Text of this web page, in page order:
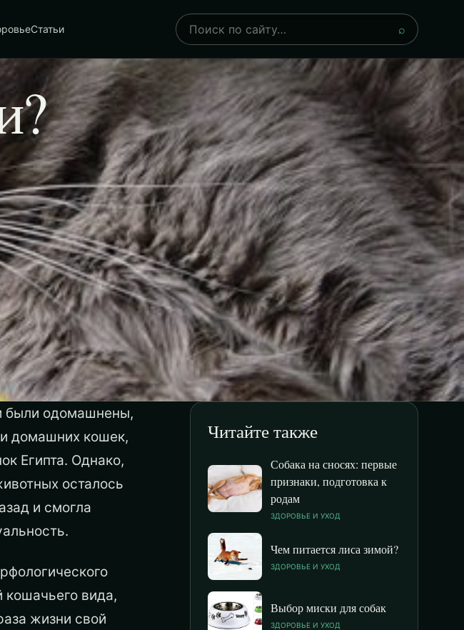
Статьи
Поиск
⌕
были одомашнены,
домашних кошек,
Египта. Однако,
осталось
и смогла
кошачьего вида,
жизни свой
Читайте также
Собака на сносях: первые
признаки, подготовка к
родам
ЗДОРОВЬЕ И УХОД
Чем питается лиса зимой?
ЗДОРОВЬЕ И УХОД
Выбор миски для собак
ЗДОРОВЬЕ И УХОД